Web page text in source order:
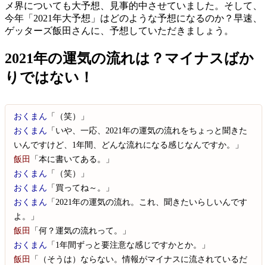
メ界についても大予想、見事的中させていました。そして、
今年「2021年大予想」はどのような予想になるのか？早速、
ゲッターズ飯田さんに、予想していただきましょう。
2021年の運気の流れは？マイナスばか
りではない！
おくまん 「（笑）」
おくまん 「いや、一応、2021年の運気の流れをちょっと聞きた
いんですけど、1年間、どんな流れになる感じなんですか。」
飯田
「本に書いてある。」
おくまん 「（笑）」
おくまん 「買ってね～。」
おくまん 「2021年の運気の流れ。これ、聞きたいらしいんです
よ。」
飯田
「何？運気の流れって。」
おくまん 「1年間ずっと要注意な感じですかとか。」
飯田
「（そうは）ならない。情報がマイナスに流されているだ